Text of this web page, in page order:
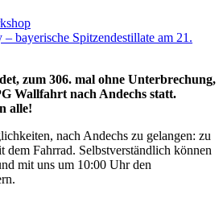
bayerische Spitzendestillate am 21.
zum 306. mal ohne Unterbrechung,
Wallfahrt nach Andechs statt.
alle!
nach Andechs zu gelangen: zu
dem Fahrrad. Selbstverständlich können
mit uns um 10:00 Uhr den